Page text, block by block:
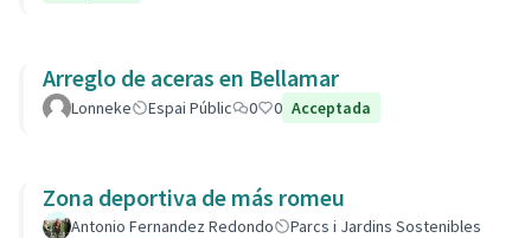
Arreglo de aceras en Bellamar
Lonneke Espai Públic 0 0 Acceptada
Zona deportiva de más romeu
Antonio Fernandez Redondo
Parcs i Jardins Sostenibles